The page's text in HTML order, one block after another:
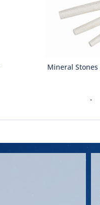
Mineral Stones
.